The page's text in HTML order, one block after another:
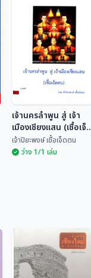
เจ้านครลำพูน สู่ เจ้า
เมืองเชียงแสน (เชื้อเจ็ด
ตน)
เจ้าปิยะพงษ์ เชื้อเจ็ดตน
ว่าง 1/1 เล่ม